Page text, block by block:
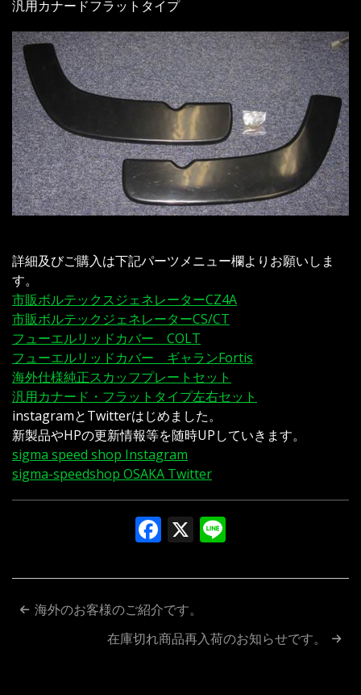
汎用カナードフラットタイプ
詳細及びご購入は下記パーツメニュー欄よりお願いしま
す。
市販ボルテックスジェネレーターCZ4A
市販ボルテックジェネレーターCS/CT
フューエルリッドカバー COLT
フューエルリッドカバー ギャランFortis
海外仕様純正スカッフプレートセット
汎用カナード・フラットタイプ左右セット
instagramとTwitterはじめました。
新製品やHPの更新情報等を随時UPしていきます。
sigma speed shop Instagram
sigma-speedshop OSAKA Twitter
Facebook
X
投 海外のお客様のご紹介です。
在庫切れ商品再入荷のお知らせです。